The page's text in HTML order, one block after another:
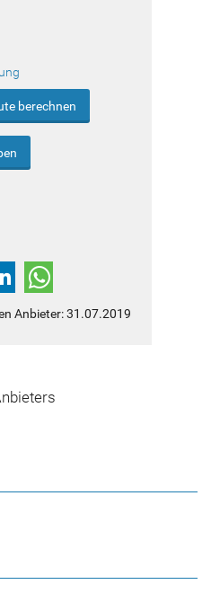
berechnen
Anbieter: 31.07.2019